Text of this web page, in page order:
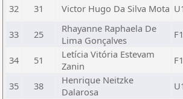
32 31 Victor Hugo Da Silva Mota
33 25
Rhayanne Raphaela De
Lima Gonçalves
34 51
Letícia Vitória Estevam
Zanin
35 38
Henrique Neitzke
Dalarosa